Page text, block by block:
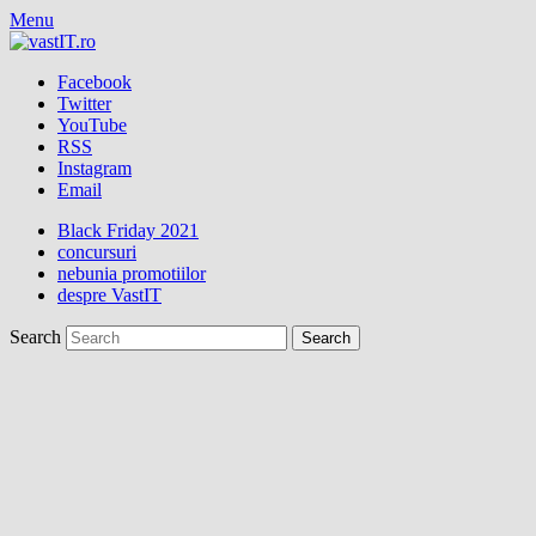
Menu
Facebook
Twitter
YouTube
RSS
Instagram
Email
Black Friday 2021
concursuri
nebunia promotiilor
despre VastIT
Search